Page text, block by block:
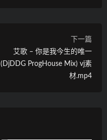
下一篇
艾歌 – 你是我今生的唯一
(DjDDG ProgHouse Mix) vj素
材.mp4